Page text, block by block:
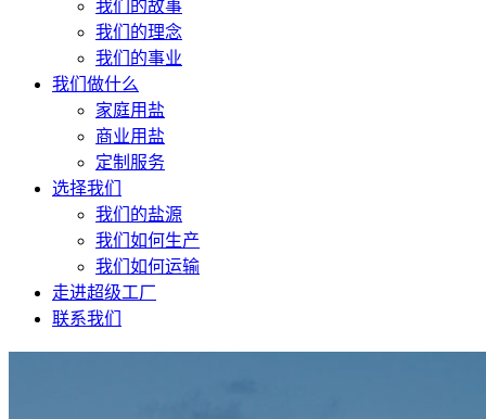
我们的故事
我们的理念
我们的事业
我们做什么
家庭用盐
商业用盐
定制服务
选择我们
我们的盐源
我们如何生产
我们如何运输
走进超级工厂
联系我们